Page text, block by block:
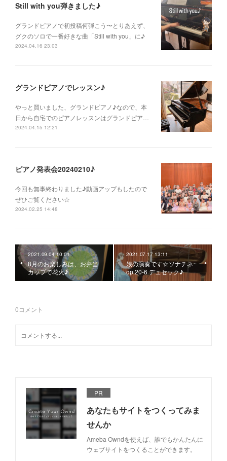
Still with you弾きました♪
グランドピアノで初投稿何弾こう〜とりあえず、
グクのソロで一番好きな曲「Still with you」に♪
2024.04.16 23:03
グランドピアノでレッスン♪
やっと買いました、グランドピアノ♪なので、本
日から自宅でのピアノレッスンはグランドピア…
2024.04.15 12:21
ピアノ発表会20240210♪
今回も無事終わりました♪動画アップもしたので
ぜひご覧ください☆
2024.02.25 14:48
2021.09.04 10:01
8月のお楽しみは、お弁当
カップで花火♪
2021.07.17 13:11
娘の演奏です☆ソナチネ
op.20-6 デュセック♪
0コメント
PR
あなたもサイトをつくってみま
せんか
Ameba Owndを使えば、誰でもかんたんに
ウェブサイトをつくることができます。